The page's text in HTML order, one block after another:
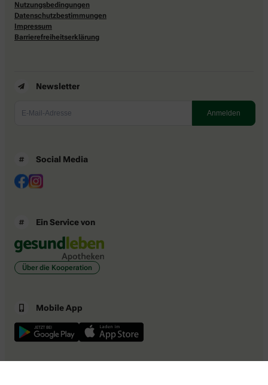
Nutzungsbedingungen
Datenschutzbestimmungen
Impressum
Barrierefreiheitserklärung
Newsletter
Social Media
Ein Service von
Über die Kooperation
Mobile App